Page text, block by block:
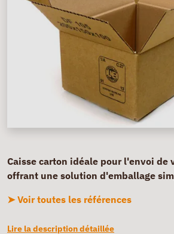
Caisse carton idéale pour l'envoi de
offrant une solution d'emballage
➤ Voir toutes les références
Lire la description détaillée